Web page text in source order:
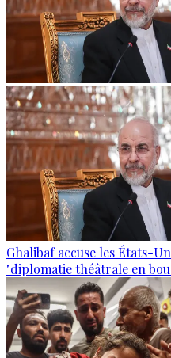
Ghalibaf accuse les États-
"diplomatie théâtrale en